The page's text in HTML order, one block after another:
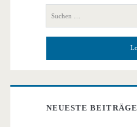
Seitenleiste
nach:
NEUESTE BEITRÄGE